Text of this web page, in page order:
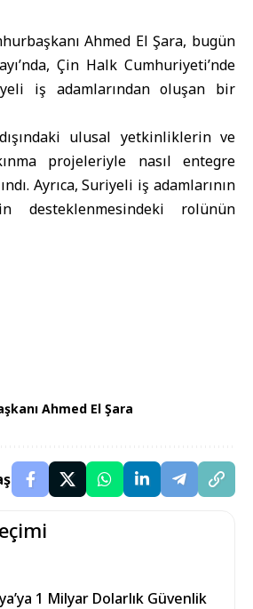
Ahmed El Şara, bugün
Çin Halk Cumhuriyeti’nde
iş adamlarından oluşan bir
ulusal yetkinliklerin ve
projeleriyle nasıl entegre
Ayrıca, Suriyeli iş adamlarının
desteklenmesindeki rolünün
Ahmed El Şara
1 Milyar Dolarlık Güvenlik